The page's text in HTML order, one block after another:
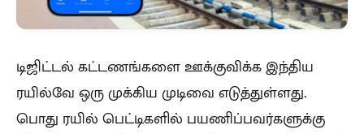
டிஜிட்டல் கட்டணங்களை ஊக்குவிக்க இந்திய
ரயில்வே ஒரு முக்கிய முடிவை எடுத்துள்ளது.
பொது ரயில் பெட்டிகளில் பயணிப்பவர்களுக்கு